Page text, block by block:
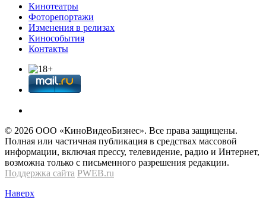
Кинотеатры
Фоторепортажи
Изменения в релизах
Кинособытия
Контакты
© 2026 OOО «КиноВидеоБизнес». Все права защищены.
Полная или частичная публикация в средствах массовой
информации, включая прессу, телевидение, радио и Интернет,
возможна только с письменного разрешения редакции.
Поддержка сайта PWEB.ru
Наверх